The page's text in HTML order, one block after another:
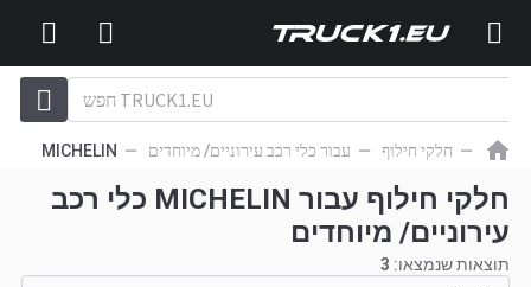
חלקי חילוף עבור כלי רכב עירוניים/ מיוחדים MICHELIN
חלקי חילוף עבור MICHELIN כלי רכב
עירוניים/ מיוחדים
תוצאות שנמצאו: 3